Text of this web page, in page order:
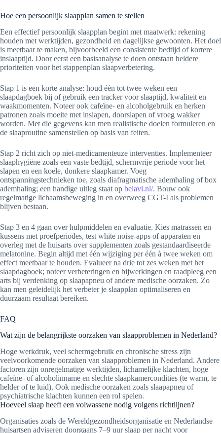
Hoe een persoonlijk slaapplan samen te stellen
Een effectief persoonlijk slaapplan begint met maatwerk: rekening
houden met werktijden, gezondheid en dagelijkse gewoonten. Het doel
is meetbaar te maken, bijvoorbeeld een consistente bedtijd of kortere
inslaaptijd. Door eerst een basisanalyse te doen ontstaan heldere
prioriteiten voor het stappenplan slaapverbetering.
Stap 1 is een korte analyse: houd één tot twee weken een
slaapdagboek bij of gebruik een tracker voor slaaptijd, kwaliteit en
waakmomenten. Noteer ook cafeïne- en alcoholgebruik en herken
patronen zoals moeite met inslapen, doorslapen of vroeg wakker
worden. Met die gegevens kan men realistische doelen formuleren en
de slaaproutine samenstellen op basis van feiten.
Stap 2 richt zich op niet-medicamenteuze interventies. Implementeer
slaaphygiëne zoals een vaste bedtijd, schermvrije periode voor het
slapen en een koele, donkere slaapkamer. Voeg
ontspanningstechnieken toe, zoals diafragmatische ademhaling of box
ademhaling; een handige uitleg staat op belavi.nl/. Bouw ook
regelmatige lichaamsbeweging in en overweeg CGT-I als problemen
blijven bestaan.
Stap 3 en 4 gaan over hulpmiddelen en evaluatie. Kies matrassen en
kussens met proefperiodes, test white noise-apps of apparaten en
overleg met de huisarts over supplementen zoals gestandaardiseerde
melatonine. Begin altijd met één wijziging per één à twee weken om
effect meetbaar te houden. Evalueer na drie tot zes weken met het
slaapdagboek; noteer verbeteringen en bijwerkingen en raadpleeg een
arts bij verdenking op slaapapneu of andere medische oorzaken. Zo
kan men geleidelijk het verbeter je slaapplan optimaliseren en
duurzaam resultaat bereiken.
FAQ
Wat zijn de belangrijkste oorzaken van slaapproblemen in Nederland?
Hoge werkdruk, veel schermgebruik en chronische stress zijn
veelvoorkomende oorzaken van slaapproblemen in Nederland. Andere
factoren zijn onregelmatige werktijden, lichamelijke klachten, hoge
cafeïne- of alcoholinname en slechte slaapkamercondities (te warm, te
helder of te luid). Ook medische oorzaken zoals slaapapneu of
psychiatrische klachten kunnen een rol spelen.
Hoeveel slaap heeft een volwassene nodig volgens richtlijnen?
Organisaties zoals de Wereldgezondheidsorganisatie en Nederlandse
huisartsen adviseren doorgaans 7–9 uur slaap per nacht voor